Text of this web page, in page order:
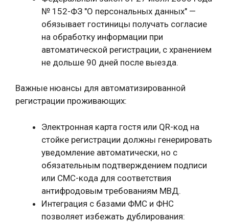
№ 152-ФЗ "О персональных данных" —
обязывает гостиницы получать согласие
на обработку информации при
автоматической регистрации, с хранением
не дольше 90 дней после выезда.
Важные нюансы для автоматизированной
регистрации проживающих:
Электронная карта гостя или QR-код на
стойке регистрации должны генерировать
уведомление автоматически, но с
обязательным подтверждением подписи
или СМС-кода для соответствия
антифродовым требованиям МВД.
Интеграция с базами ФМС и ФНС
позволяет избежать дублирования: